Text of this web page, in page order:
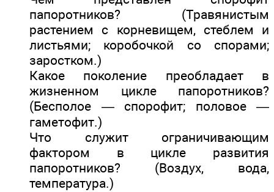
папоротников? (Травянистым
растением с корневищем, стеблем и
листьями; коробочкой со спорами;
заростком.)
Какое поколение преобладает в
жизненном цикле папоротников?
(Бесполое — спорофит; половое —
гаметофит.)
Что служит ограничивающим
фактором в цикле развития
папоротников? (Воздух, вода,
температура.)